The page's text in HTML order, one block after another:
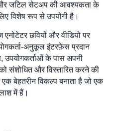
और जटिल सेटअप की आवश्यकता के
विशेष रूप से उपयोगी है।
छवियों और वीडियो पर
अनुकूल इंटरफ़ेस प्रदान
उपयोगकर्ताओं के पास अपनी
संशोधित और विस्तारित करने की
बेहतरीन विकल्प बनाता है जो एक
में हैं।